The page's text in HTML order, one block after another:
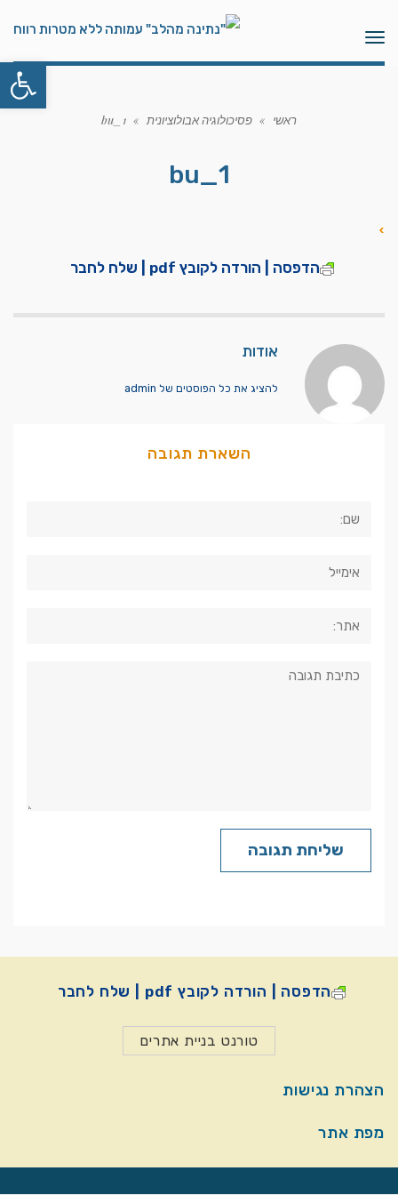
פתח
תפריט
ראשי » פסיכולוגיה אבולוציונית »
bu_1
bu_1
הדפסה | הורדה לקובץ pdf | שלח לחבר
אודות
להציג את כל הפוסטים של admin
השארת תגובה
הדפסה | הורדה לקובץ pdf | שלח לחבר
טורנט בניית אתרים
הצהרת נגישות
מפת אתר